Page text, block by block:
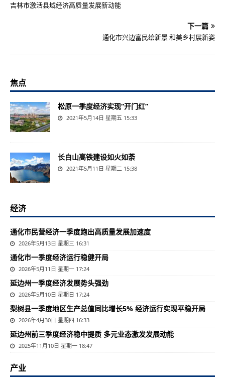
吉林市激活县域经济高质量发展新动能
下一篇
通化市兴边富民绘新景 和美乡村展新姿
焦点
松原一季度经济实现“开门红”
2021年5月14日 星期五 15:33
长白山高铁建设如火如荼
2021年5月11日 星期二 15:38
经济
通化市民营经济一季度跑出高质量发展加速度
2026年5月13日 星期三 16:31
通化市一季度经济运行稳健开局
2026年5月11日 星期一 17:24
延边州一季度经济发展势头强劲
2026年5月10日 星期日 17:24
梨树县一季度地区生产总值同比增长5% 经济运行实现平稳开局
2026年4月30日 星期四 16:33
延边州前三季度经济稳中提质 多元业态激发发展动能
2025年11月10日 星期一 18:47
产业